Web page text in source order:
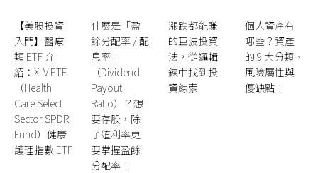
【美股投資
入門】醫療
類 ETF 介
紹：XLV ETF
（Health
Care Select
Sector SPDR
Fund）健康
護理指數 ETF
什麼是「盈
餘分配率 / 配
息率」
（Dividend
Payout
Ratio）？想
要存股，除
了殖利率更
要掌握盈餘
分配率！
漲跌都能賺
的巨波投資
法，從邏輯
鍊中找到投
資線索
個人資產有
哪些？資產
的 9 大分類、
風險屬性與
優缺點！